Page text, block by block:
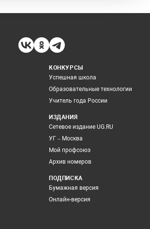
КОНКУРСЫ
Успешная школа
Образовательные технологии
Учитель года России
ИЗДАНИЯ
Сетевое издание UG.RU
УГ – Москва
Мой профсоюз
Архив номеров
ПОДПИСКА
Бумажная версия
Онлайн-версия